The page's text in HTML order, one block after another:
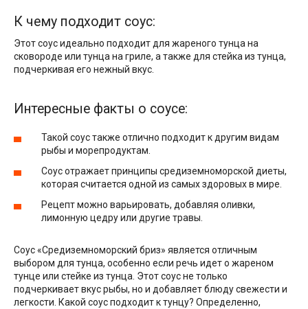
К чему подходит соус:
Этот соус идеально подходит для жареного тунца на
сковороде или тунца на гриле, а также для стейка из тунца,
подчеркивая его нежный вкус.
Интересные факты о соусе:
Такой соус также отлично подходит к другим видам
рыбы и морепродуктам.
Соус отражает принципы средиземноморской диеты,
которая считается одной из самых здоровых в мире.
Рецепт можно варьировать, добавляя оливки,
лимонную цедру или другие травы.
Соус «Средиземноморский бриз» является отличным
выбором для тунца, особенно если речь идет о жареном
тунце или стейке из тунца. Этот соус не только
подчеркивает вкус рыбы, но и добавляет блюду свежести и
легкости. Какой соус подходит к тунцу? Определенно,